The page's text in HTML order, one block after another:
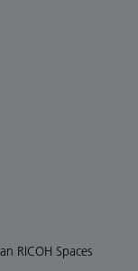
RICOH Spaces